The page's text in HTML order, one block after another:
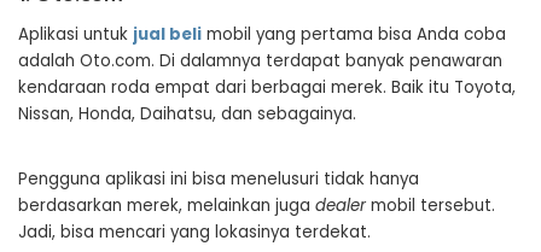
Aplikasi untuk jual beli mobil yang pertama bisa Anda coba
adalah Oto.com. Di dalamnya terdapat banyak penawaran
kendaraan roda empat dari berbagai merek. Baik itu Toyota,
Nissan, Honda, Daihatsu, dan sebagainya.
Pengguna aplikasi ini bisa menelusuri tidak hanya
berdasarkan merek, melainkan juga dealer mobil tersebut.
Jadi, bisa mencari yang lokasinya terdekat.